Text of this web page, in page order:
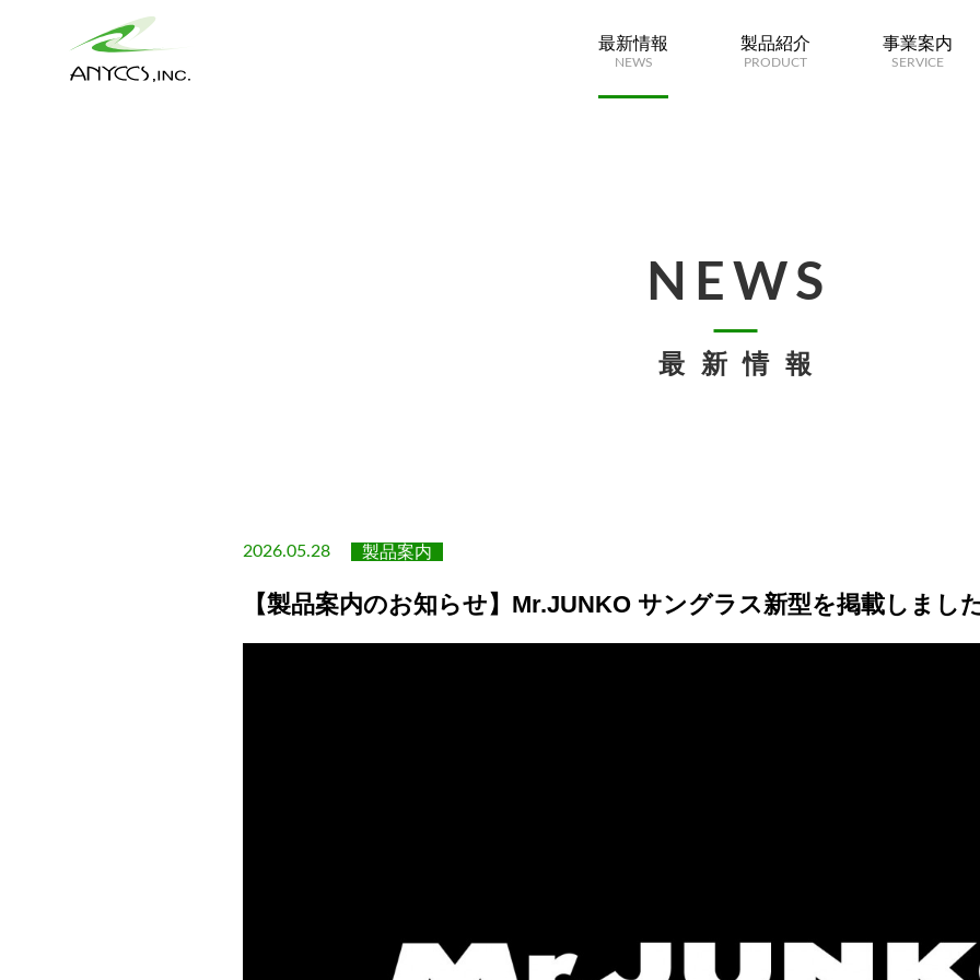
最新情報
NEWS
製品紹介
PRODUCT
事業案内
SERVICE
NEWS
最新情報
2026.05.28 製品案内
【製品案内のお知らせ】Mr.JUNKO サングラス新型を掲載しまし